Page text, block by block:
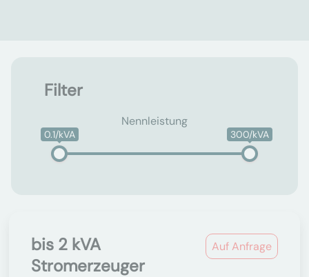
Filter
Nennleistung
0.1/kVA 300/kVA
Auf Anfrage
bis 2 kVA
Stromerzeuger